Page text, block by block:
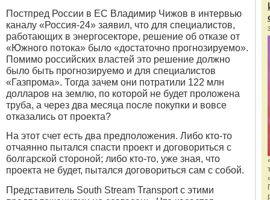
Постпред России в ЕС Владимир Чижов в интервью
каналу «Россия-24» заявил, что для специалистов,
работающих в энергосекторе, решение об отказе от
«Южного потока» было «достаточно прогнозируемо».
Помимо российских властей это решение должно
было быть прогнозируемо и для специалистов
«Газпрома». Тогда зачем они потратили 122 млн
долларов на землю, по которой не будет проложена
труба, а через два месяца после покупки и вовсе
отказались от проекта?
На этот счет есть два предположения. Либо кто-то
отчаянно пытался спасти проект и договориться с
болгарской стороной; либо кто-то, уже зная, что
проекта не будет, пытался договориться сам с собой.
Представитель South Stream Transport с этими